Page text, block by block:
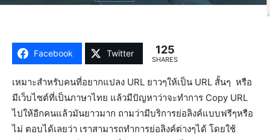
Facebook Twitter 125
SHARES
เหมาะสำหรับคนที่อยากแปลง URL ยาวๆให้เป็น URL สั้นๆ หรือ
มีเว็บไซต์ที่เป็นภาษาไทย แล้วมีปัญหาว่าจะทำการ Copy URL
ไปให้อีกคนแล้วมันยาวมาก ถามว่ามีบริการย่อลิงค์แบบฟรีๆหรือ
ไม่ ตอบได้เลยว่า เราสามารถทำการย่อลิงค์ต่างๆได้ โดยใช้